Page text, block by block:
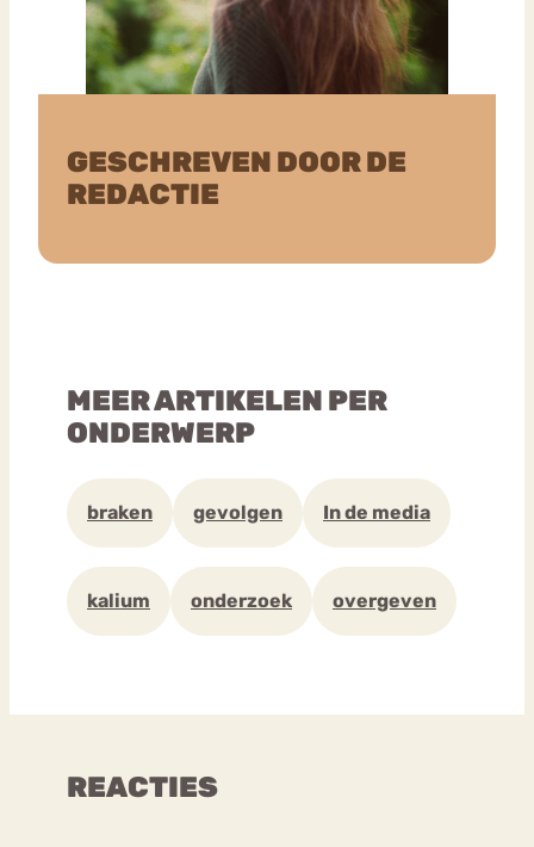
GESCHREVEN DOOR DE
REDACTIE
MEER ARTIKELEN PER
ONDERWERP
braken gevolgen In de media
kalium onderzoek overgeven
REACTIES